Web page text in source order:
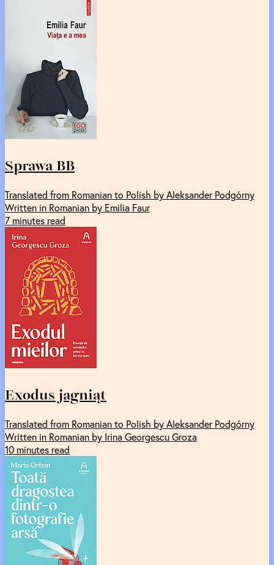
Sprawa BB
Translated from Romanian to Polish by Aleksander Podgórny
Written in Romanian by Emilia Faur
7 minutes read
Exodus jagniąt
Translated from Romanian to Polish by Aleksander Podgórny
Written in Romanian by Irina Georgescu Groza
10 minutes read